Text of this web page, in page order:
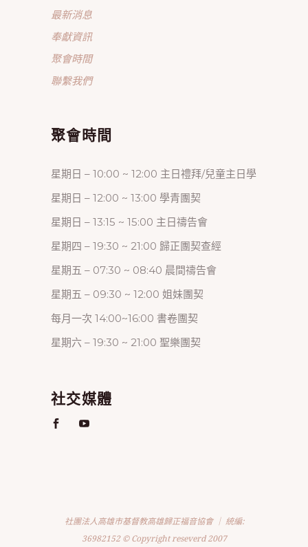
最新消息
奉獻資訊
聚會時間
聯繫我們
聚會時間
星期日 – 10:00 ~ 12:00 主日禮拜/兒童主日學
星期日 – 12:00 ~ 13:00 學青團契
星期日 – 13:15 ~ 15:00 主日禱告會
星期四 – 19:30 ~ 21:00 歸正團契查經
星期五 – 07:30 ~ 08:40 晨間禱告會
星期五 – 09:30 ~ 12:00 姐妹團契
每月一次 14:00~16:00 書卷團契
星期六 – 19:30 ~ 21:00 聖樂團契
社交媒體
社團法人高雄市基督教高雄歸正福音協會 ｜ 統編:
36982152 © Copyright reseverd 2007